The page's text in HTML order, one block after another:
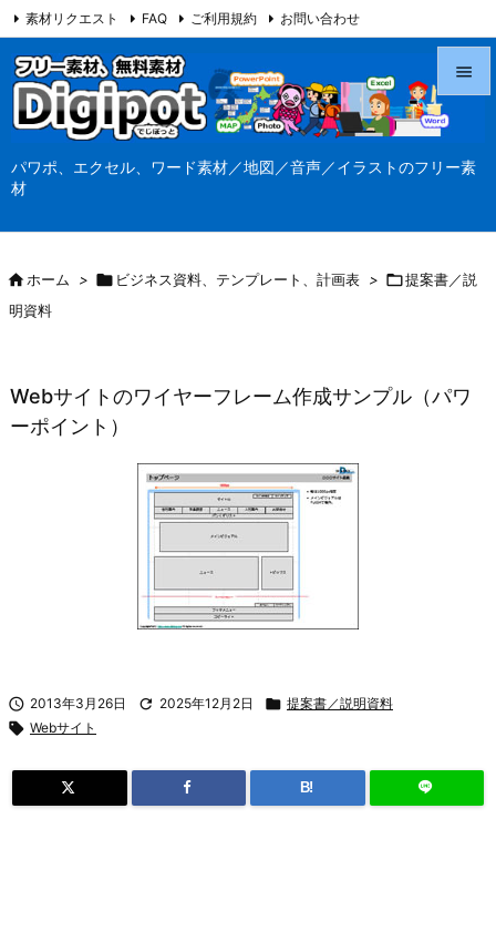
パワポ、エクセル、ワード素材／地図／音声／イラストのフリー素
材




素材リクエスト FAQ ご利用規約 お問い合わせ
当サイト（Digipot.net）について
ホーム >  ビジネス資料、テンプレート、計画表 > 提案書／説
明資料
Webサイトのワイヤーフレーム作成サンプル（パワ
ーポイント）
 2013年3月26日  2025年12月2日  提案書／説明資料
 Webサイト
B!